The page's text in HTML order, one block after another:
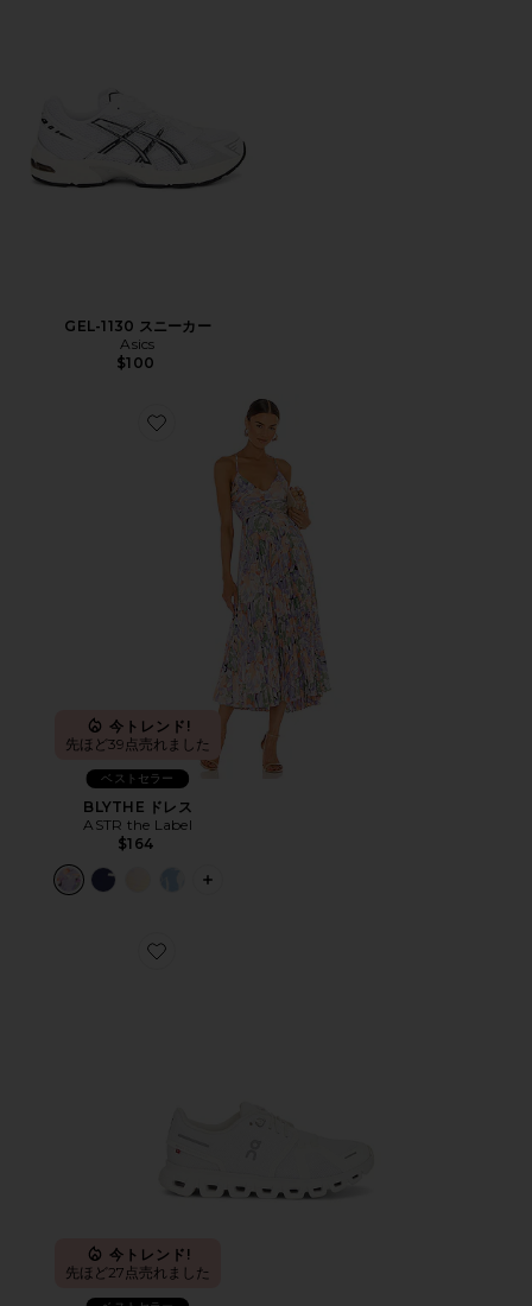
GEL-1130 スニーカー
Asics
$100
Favorite BLYTHE ドレス
今トレンド!
先ほど39点売れました
ベストセラー
BLYTHE ドレス
ASTR the Label
$164
PLUS ICON TO SEE MORE OPTIONS
Favorite CLOUD 6 スニーカー
今トレンド!
先ほど27点売れました